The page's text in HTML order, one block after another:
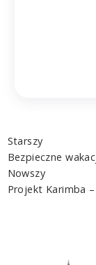
Starszy
Bezpieczne
Nowszy
Projekt Karimba